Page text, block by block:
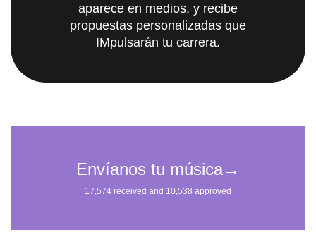
aparece en medios, y recibe
propuestas personalizadas que
IMpulsarán tu carrera.